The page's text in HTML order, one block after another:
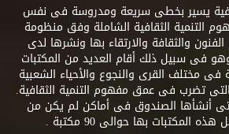
يسير بخطى سريعة ومدروسة فى نفس
التنمية الثقافية الشاملة وفق منظومة
والثقافة والارتقاء بها ونشرها لدى
فى سبيل ذلك أقام العديد من المكتبات
فى مختلف القرى والنجوع والأحياء الشعبية
تضرب فى عمق مفهوم التنمية الثقافية.
أنشأها الصندوق فى أماكن لم يكن من
المكتبات بها حوالى 90 مكتبة .